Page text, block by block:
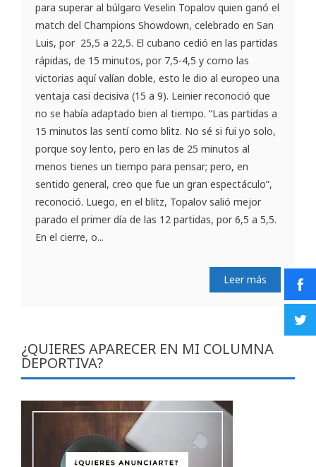
para superar al búlgaro Veselin Topalov quien ganó el
match del Champions Showdown, celebrado en San
Luis, por 25,5 a 22,5. El cubano cedió en las partidas
rápidas, de 15 minutos, por 7,5-4,5 y como las
victorias aquí valían doble, esto le dio al europeo una
ventaja casi decisiva (15 a 9). Leinier reconoció que
no se había adaptado bien al tiempo. “Las partidas a
15 minutos las sentí como blitz. No sé si fui yo solo,
porque soy lento, pero en las de 25 minutos al
menos tienes un tiempo para pensar; pero, en
sentido general, creo que fue un gran espectáculo”,
reconoció. Luego, en el blitz, Topalov salió mejor
parado el primer día de las 12 partidas, por 6,5 a 5,5.
En el cierre, o...
Leer más
¿QUIERES APARECER EN MI COLUMNA
DEPORTIVA?